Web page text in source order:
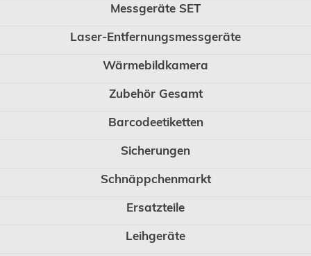
Messgeräte SET
Laser-Entfernungsmessgeräte
Wärmebildkamera
Zubehör Gesamt
Barcodeetiketten
Sicherungen
Schnäppchenmarkt
Ersatzteile
Leihgeräte